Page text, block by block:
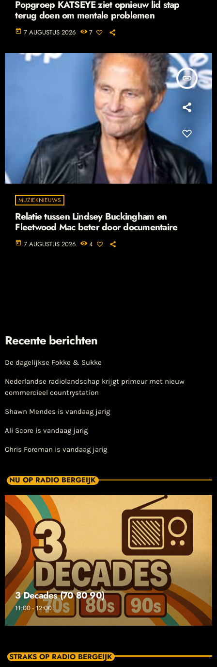
Popgroep KATSEYE ziet opnieuw lid stap
terug doen om mentale problemen
today 7 AUGUSTUS 2026 7
insert_link
MUZIEKNIEUWS
Relatie tussen Lindsey Buckingham en
Fleetwood Mac beter door documentaire
today 7 AUGUSTUS 2026 4
Recente berichten
De dagelijkse Fokke & Sukke
Nederlandse radiolandschap krijgt primeur met nieuw
commercieel countrystation
Shawn Mendes is vandaag jarig
Ali Score is vandaag jarig
Chris Foreman is vandaag jarig
NU OP RADIO BERGEIJK
3 Decades (70 80 90)
11:00 - 12:00
STRAKS OP RADIO BERGEIJK